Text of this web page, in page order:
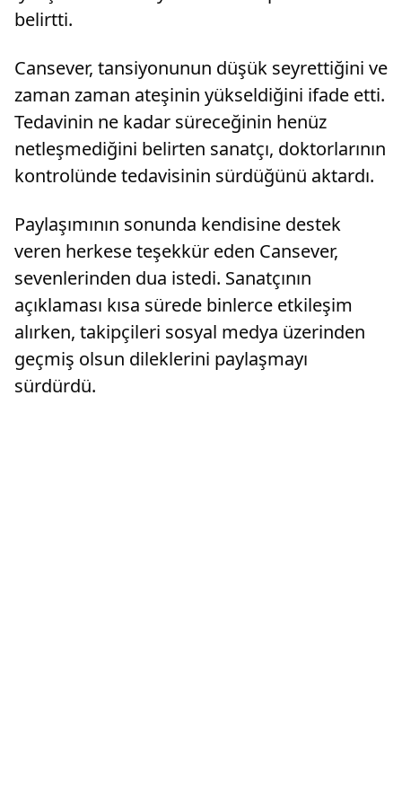
belirtti.
Cansever, tansiyonunun düşük seyrettiğini ve
zaman zaman ateşinin yükseldiğini ifade etti.
Tedavinin ne kadar süreceğinin henüz
netleşmediğini belirten sanatçı, doktorlarının
kontrolünde tedavisinin sürdüğünü aktardı.
Paylaşımının sonunda kendisine destek
veren herkese teşekkür eden Cansever,
sevenlerinden dua istedi. Sanatçının
açıklaması kısa sürede binlerce etkileşim
alırken, takipçileri sosyal medya üzerinden
geçmiş olsun dileklerini paylaşmayı
sürdürdü.